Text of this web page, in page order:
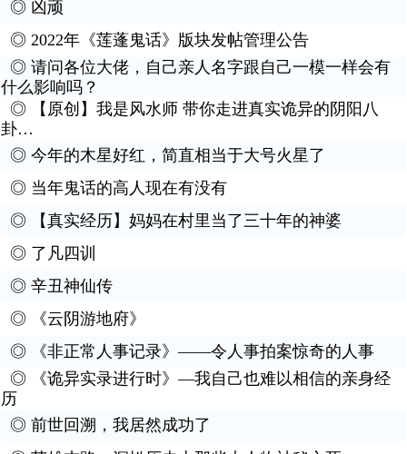
◎ 凶顽
◎ 2022年《莲蓬鬼话》版块发帖管理公告
◎ 请问各位大佬，自己亲人名字跟自己一模一样会有
什么影响吗？
◎
【原创】我是风水师 带你走进真实诡异的阴阳八
卦…
◎ 今年的木星好红，简直相当于大号火星了
◎ 当年鬼话的高人现在有没有
◎
【真实经历】妈妈在村里当了三十年的神婆
◎ 了凡四训
◎ 辛丑神仙传
◎
《云阴游地府》
◎
《非正常人事记录》——令人事拍案惊奇的人事
◎
《诡异实录进行时》—我自己也难以相信的亲身经
历
◎ 前世回溯，我居然成功了